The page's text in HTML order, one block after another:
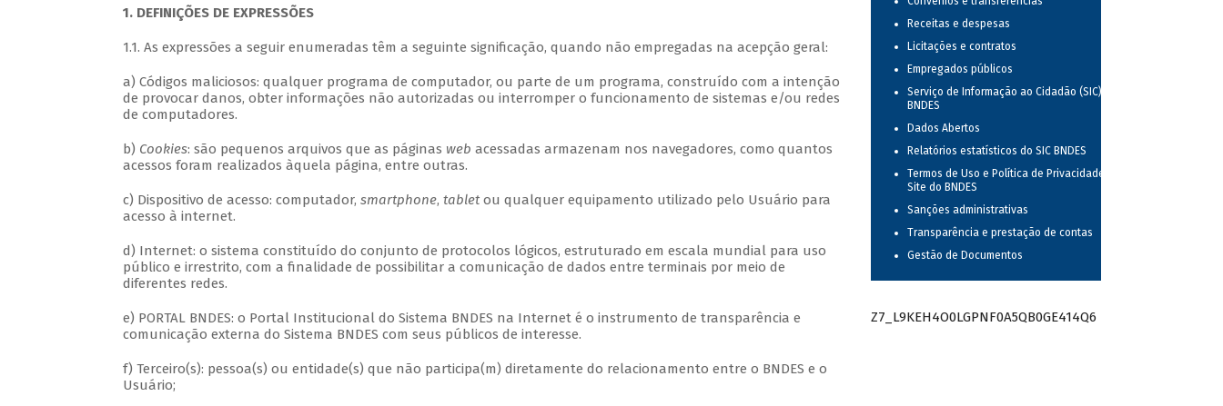
1. DEFINIÇÕES DE EXPRESSÕES
1.1. As expressões a seguir enumeradas têm a seguinte significação, quando não empregadas na acepção geral:
a) Códigos maliciosos: qualquer programa de computador, ou parte de um programa, construído com a intenção
de provocar danos, obter informações não autorizadas ou interromper o funcionamento de sistemas e/ou redes
de computadores.
b) Cookies: são pequenos arquivos que as páginas web acessadas armazenam nos navegadores, como quantos
acessos foram realizados àquela página, entre outras.
c) Dispositivo de acesso: computador, smartphone, tabletou qualquer equipamento utilizado pelo Usuário para
acesso à internet.
d) Internet: o sistema constituído do conjunto de protocolos lógicos, estruturado em escala mundial para uso
público e irrestrito, com a finalidade de possibilitar a comunicação de dados entre terminais por meio de
diferentes redes.
e) PORTAL BNDES: o Portal Institucional do Sistema BNDES na Internet é o instrumento de transparência e
comunicação externa do Sistema BNDES com seus públicos de interesse.
f) Terceiro(s): pessoa(s) ou entidade(s) que não participa(m) diretamente do relacionamento entre o BNDES e o
Usuário;
Receitas e despesas
Licitações e contratos
Empregados públicos
Serviço de Informação ao Cidadão (SIC) no
BNDES
Dados Abertos
Relatórios estatísticos do SIC BNDES
Termos de Uso e Política de Privacidade do
Site do BNDES
Sanções administrativas
Transparência e prestação de contas
Gestão de Documentos
Z7_L9KEH4O0LGPNF0A5QB0GE414Q6